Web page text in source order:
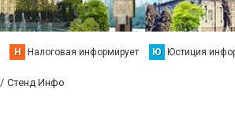
Н Налоговая информирует Ю Юстиция
Стенд Инфо